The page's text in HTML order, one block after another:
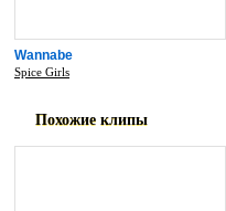
Wannabe
Spice Girls
Похожие клипы